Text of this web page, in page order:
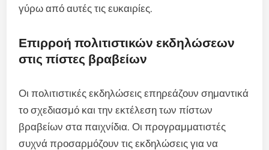
γύρω από αυτές τις ευκαιρίες.
Επιρροή πολιτιστικών εκδηλώσεων
στις πίστες βραβείων
Οι πολιτιστικές εκδηλώσεις επηρεάζουν σημαντικά
το σχεδιασμό και την εκτέλεση των πίστων
βραβείων στα παιχνίδια. Οι προγραμματιστές
συχνά προσαρμόζουν τις εκδηλώσεις για να